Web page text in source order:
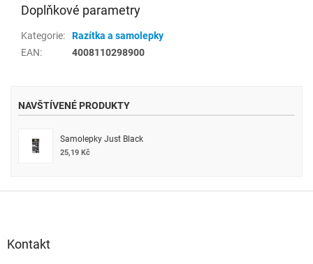
Doplňkové parametry
Kategorie:
Razítka a samolepky
EAN: 4008110298900
NAVŠTÍVENÉ PRODUKTY
Samolepky Just Black
25,19 Kč
Kontakt